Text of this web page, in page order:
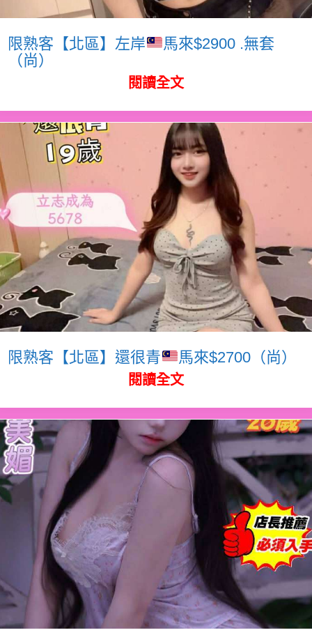
限熟客【北區】左岸
馬來$2900 .無套
（尚）
閱讀全文
限熟客【北區】還很青 馬來$2700（尚）
閱讀全文